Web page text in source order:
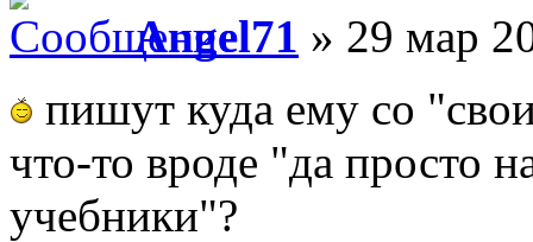
Angel71 » 29 мар
пишут куда ему со
что-то вроде "да просто
учебники"?